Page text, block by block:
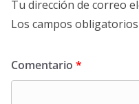
Tu dirección de correo
Los campos
Comentario *